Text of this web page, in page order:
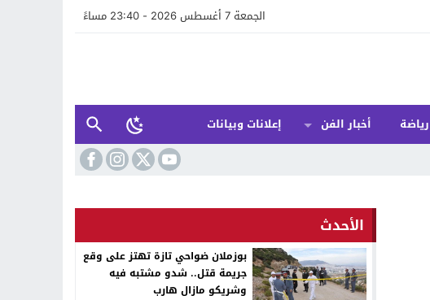
الجمعة 7 أغسطس 2026 - 23:40 مساءً
رياضة أخبار الفن
إعلانات وبيانات
الأحدث
بوزملان ضواحي تازة تهتز على وقع
جريمة قتل.. شدو مشتبه فيه
وشريكو مازال هارب